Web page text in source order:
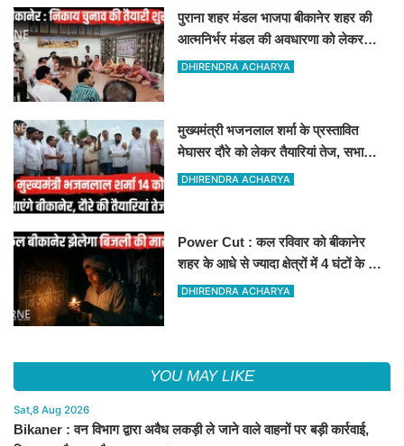
पुराना शहर मंडल भाजपा बीकानेर शहर की
आत्मनिर्भर मंडल की अवधारणा को लेकर
मासिक एवं निकाय चुनाव की तैयारी बैठक
DHIRENDRA ACHARYA
मुख्यमंत्री भजनलाल शर्मा के प्रस्तावित
मेघासर दौरे को लेकर तैयारियां तेज, सभा
स्थल का लिया जायजा
DHIRENDRA ACHARYA
Power Cut : कल रविवार को बीकानेर
शहर के आधे से ज्यादा क्षेत्रों में 4 घंटों के लिए
बिजली रहेगी गुल
DHIRENDRA ACHARYA
YOU MAY LIKE
Sat,8 Aug 2026
Bikaner : वन विभाग द्वारा अवैध लकड़ी ले जाने वाले वाहनों पर बड़ी कार्रवाई,